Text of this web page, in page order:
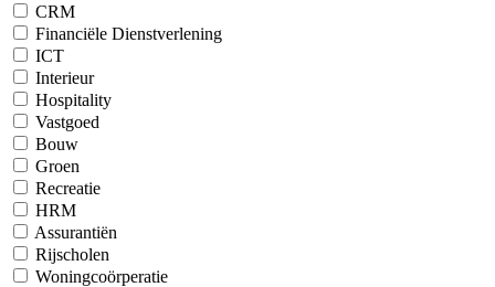
CRM
Financiële Dienstverlening
ICT
Interieur
Hospitality
Vastgoed
Bouw
Groen
Recreatie
HRM
Assurantiën
Rijscholen
Woningcoörperatie